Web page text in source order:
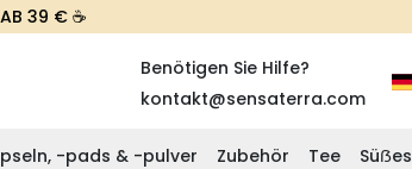
AB 39 € ☕
Benötigen Sie Hilfe?
kontakt@sensaterra.com
-pads & -pulver Zubehör Tee Süẞes